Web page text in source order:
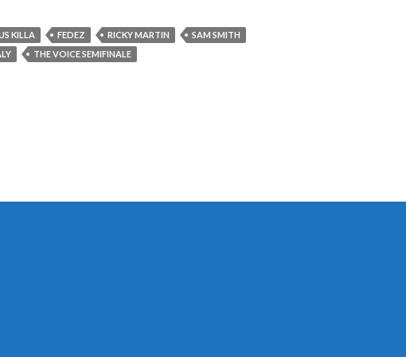
KILLA FEDEZ RICKY MARTIN
SAM SMITH
THE VOICE SEMIFINALE